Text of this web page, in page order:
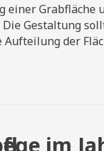
einer Grabfläche
Gestaltung
Aufteilung der
im